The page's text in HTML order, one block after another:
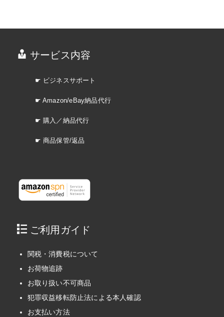
サービス内容
☛ ビジネスサポート
☛ Amazon/eBay納品代行
☛ 購入／納品代行
☛ 商品保管/返品
ご利用ガイド
関税・消費税について
お荷物追跡
お取り扱い不可商品
犯罪収益移転防止法による本人確認
お支払い方法